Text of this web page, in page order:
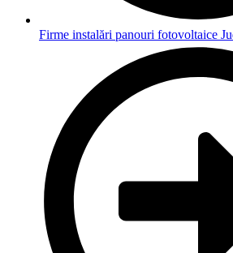
Firme instalări panouri fotovoltaice